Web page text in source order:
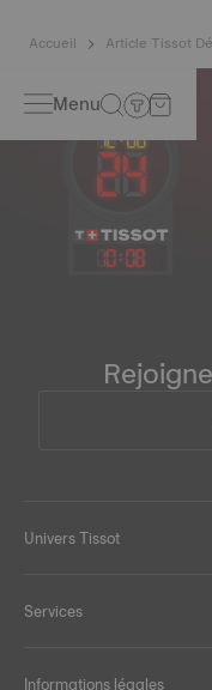
Accueil Article Tissot
Menu
10:08
Univers Tissot
Services
Informations légales